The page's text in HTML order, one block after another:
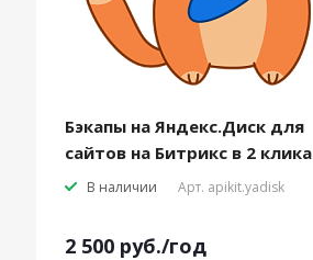
Бэкапы на Яндекс.Диск для
сайтов на Битрикс в 2 клика
В наличии Арт. apikit.yadisk
2 500 руб./год